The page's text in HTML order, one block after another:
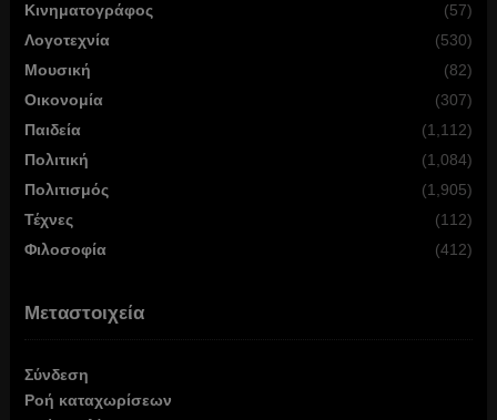
Κινηματογράφος
(57)
Λογοτεχνία
(530)
Μουσική
(82)
Οικονομία
(307)
Παιδεία
(1,112)
Πολιτική
(1,084)
Πολιτισμός
(1,905)
Τέχνες
(112)
Φιλοσοφία
(412)
Μεταστοιχεία
Σύνδεση
Ροή καταχωρίσεων